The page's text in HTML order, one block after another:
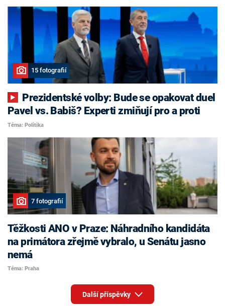
15 fotografií
Pavel vs. Babiš? Experti zmiňují pro a proti
Téma: Politika
7 fotografií
Těžkosti ANO v Praze: Náhradního kandidáta
na primátora zřejmě vybralo, u Senátu jasno
nemá
Téma: Praha
Další příspěvky